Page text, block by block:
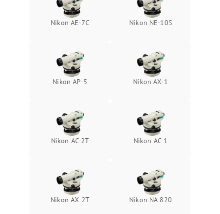
Nikon AE-7C Nikon NE-10S
Nikon AP-5 Nikon AX-1
Nikon AC-2T Nikon AC-1
Nikon AX-2T Nikon NA-820